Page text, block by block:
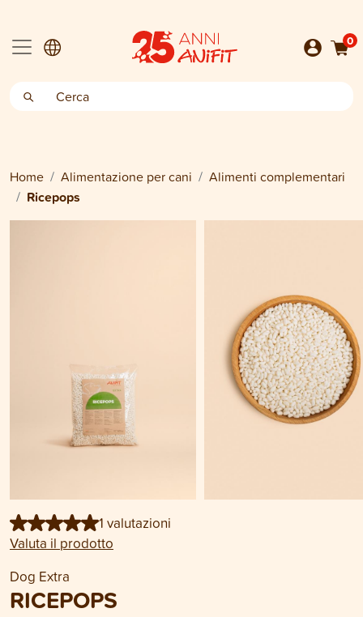
0
Home Alimentazione per cani Alimenti complementari
Ricepops
1 valutazioni
Valuta il prodotto
Dog Extra
RICEPOPS